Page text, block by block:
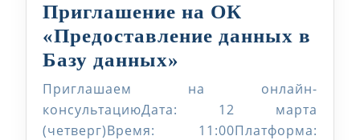
Приглашение на ОК
«Предоставление данных в
Базу данных»
на
«Предоставление
Приглашаем на онлайн-
консультациюДата: 12 марта
(четверг)Время: 11:00Платформа: